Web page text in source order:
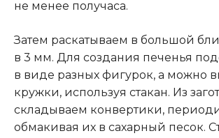
не менее получаса.
Затем раскатываем в большой
в 3 мм. Для создания печенья
в виде разных фигурок, а можно
кружки, используя стакан. Из
складываем конвертики,
обмакивая их в сахарный песок.